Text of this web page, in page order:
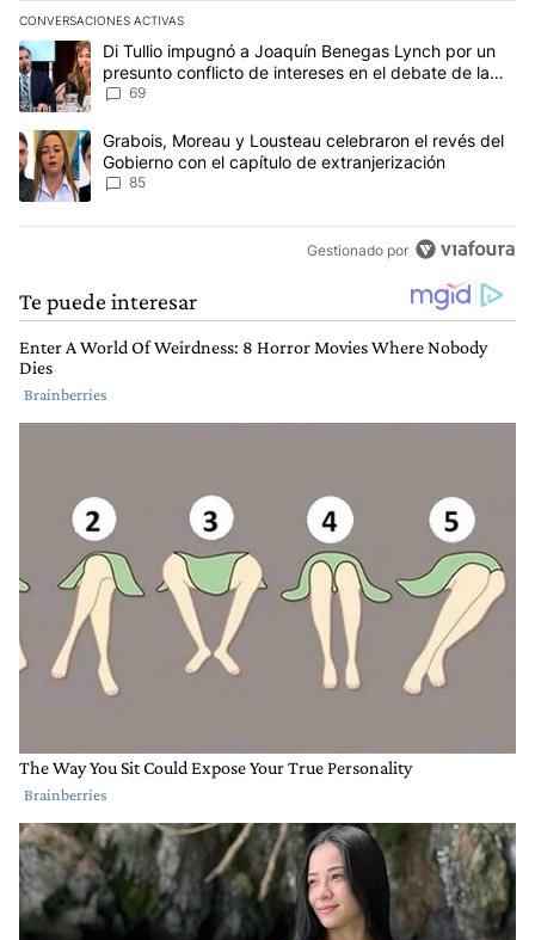
CONVERSACIONES ACTIVAS
Este listado muestra los artículos con más comentarios en los
Un artículo de tendencia con el título "Di Tullio impugnó a
Di Tullio impugnó a Joaquín Benegas Lynch por un
presunto conflicto de intereses en el debate de la
Ley de Tierras
69
Un artículo de tendencia con el título "Grabois, Moreau y
Grabois, Moreau y Lousteau celebraron el revés del
Gobierno con el capítulo de extranjerización
85
Gestionado por